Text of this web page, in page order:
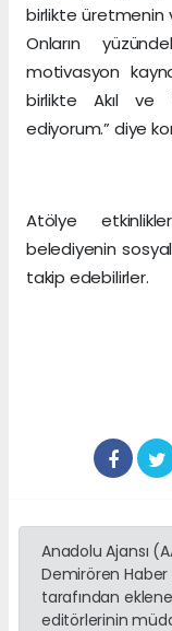
birlikte üretmenin
Onların
motivasyon
birlikte Akıl ve
ediyorum.” diye
Atölye
belediyenin
takip edebilirler.
Anadolu Ajansı
Demirören Haber
tarafından
editörlerinin